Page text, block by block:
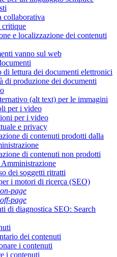
collaborativa
critique
e localizzazione dei contenuti
vanno sul web
di lettura dei documenti elettronici
di produzione dei documenti
(alt text) per le immagini
per i video
per i video
e privacy
di contenuti prodotti dalla
di contenuti non prodotti
dei soggetti ritratti
i motori di ricerca (SEO)
on-page
off-page
di diagnostica SEO: Search
dei contenuti
i contenuti
i contenuti